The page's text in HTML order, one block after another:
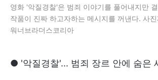
영화 '악질경찰'은 범죄 이야기를 풀어내지만
작품이 진짜 하고자하는 메시지를 꺼낸다. 사
워너브라더스코리아
● '악질경찰'... 범죄 장르 안에 숨은